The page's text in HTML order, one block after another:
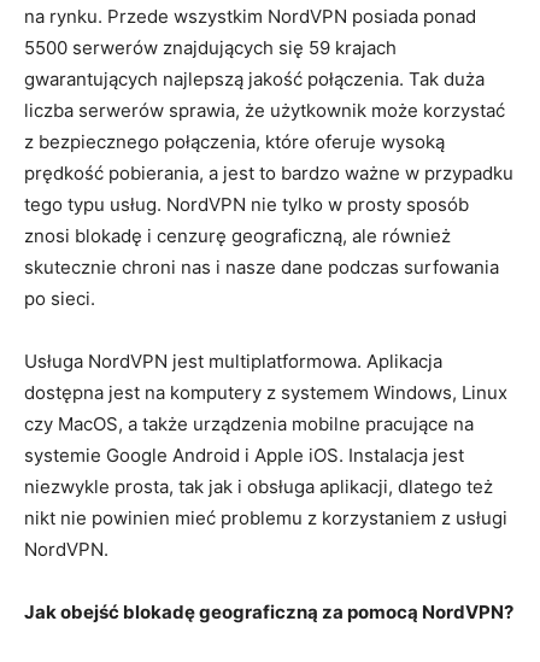
na rynku. Przede wszystkim NordVPN posiada ponad
5500 serwerów znajdujących się 59 krajach
gwarantujących najlepszą jakość połączenia. Tak duża
liczba serwerów sprawia, że użytkownik może korzystać
z bezpiecznego połączenia, które oferuje wysoką
prędkość pobierania, a jest to bardzo ważne w przypadku
tego typu usług. NordVPN nie tylko w prosty sposób
znosi blokadę i cenzurę geograficzną, ale również
skutecznie chroni nas i nasze dane podczas surfowania
po sieci.
Usługa NordVPN jest multiplatformowa. Aplikacja
dostępna jest na komputery z systemem Windows, Linux
czy MacOS, a także urządzenia mobilne pracujące na
systemie Google Android i Apple iOS. Instalacja jest
niezwykle prosta, tak jak i obsługa aplikacji, dlatego też
nikt nie powinien mieć problemu z korzystaniem z usługi
NordVPN.
Jak obejść blokadę geograficzną za pomocą NordVPN?